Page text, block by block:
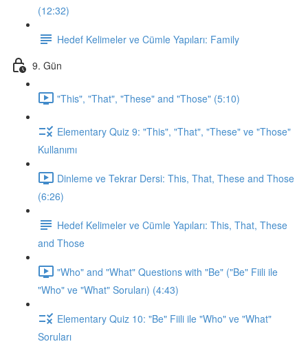
(12:32)
Hedef Kelimeler ve Cümle Yapıları: Family
9. Gün
"This", "That", "These" and "Those" (5:10)
Elementary Quiz 9: "This", "That", "These" ve "Those"
Kullanımı
Dinleme ve Tekrar Dersi: This, That, These and Those
(6:26)
Hedef Kelimeler ve Cümle Yapıları: This, That, These
and Those
"Who" and "What" Questions with "Be" ("Be" Fiili ile
"Who" ve "What" Soruları) (4:43)
Elementary Quiz 10: "Be" Fiili ile "Who" ve "What"
Soruları